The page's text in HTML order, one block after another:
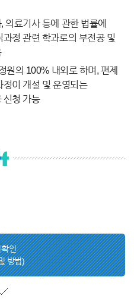
의료기사 등에 관한 법률에
정 관련 학과로의 부전공 및
원의 100% 내외로 하며, 편제
정이 개설 및 운영되는
신청 가능
인
방법)